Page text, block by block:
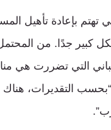
نحو 500 مبنى تضرر بشكل
التي تضررت هي
“بحسب التقديرات،